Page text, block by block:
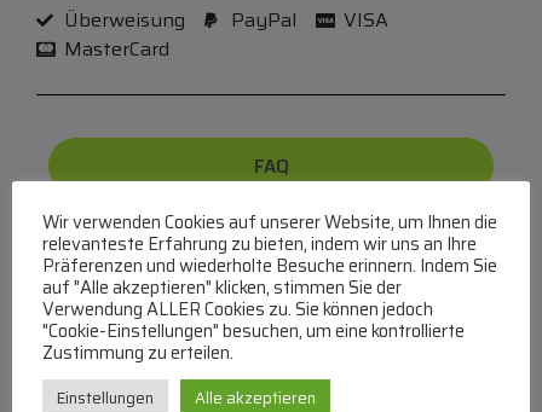
Überweisung
PayPal
VISA
MasterCard
FAQ
Häufige Fragen zu unserer Website werden in
unserer FAQ beantwortet
Elektra Bregenz
Wir verwenden Cookies auf unserer Website, um Ihnen die
relevanteste Erfahrung zu bieten, indem wir uns an Ihre
Präferenzen und wiederholte Besuche erinnern. Indem Sie
auf "Alle akzeptieren" klicken, stimmen Sie der
Verwendung ALLER Cookies zu. Sie können jedoch
"Cookie-Einstellungen" besuchen, um eine kontrollierte
Zustimmung zu erteilen.
Einstellungen Alle akzeptieren